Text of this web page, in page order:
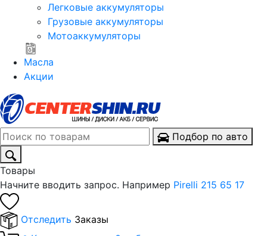
Легковые аккумуляторы
Грузовые аккумуляторы
Мотоаккумуляторы
Масла
Акции
Подбор по авто
Товары
Начните вводить запрос. Например Pirelli 215 65 17
Отследить Заказы